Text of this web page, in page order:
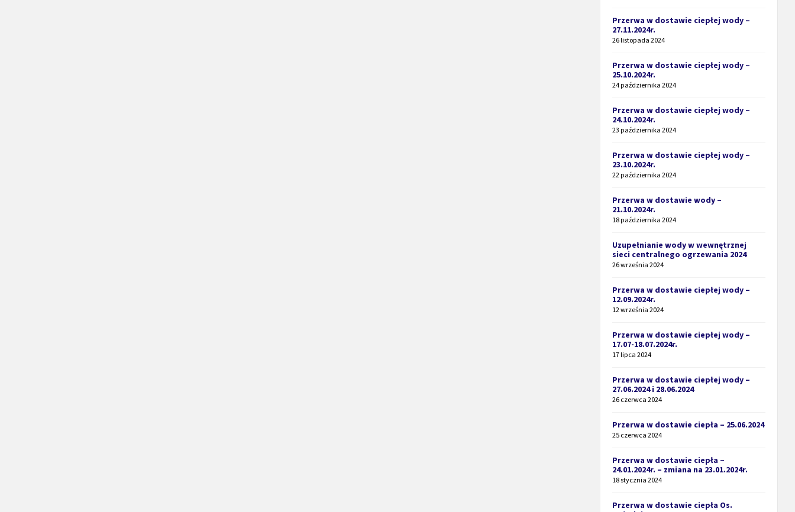
Przerwa w dostawie ciepłej wody –
27.11.2024r.
26 listopada 2024
Przerwa w dostawie ciepłej wody –
25.10.2024r.
24 października 2024
Przerwa w dostawie ciepłej wody –
24.10.2024r.
23 października 2024
Przerwa w dostawie ciepłej wody –
23.10.2024r.
22 października 2024
Przerwa w dostawie wody –
21.10.2024r.
18 października 2024
Uzupełnianie wody w wewnętrznej
sieci centralnego ogrzewania 2024
26 września 2024
Przerwa w dostawie ciepłej wody –
12.09.2024r.
12 września 2024
Przerwa w dostawie ciepłej wody –
17.07-18.07.2024r.
17 lipca 2024
Przerwa w dostawie ciepłej wody –
27.06.2024 i 28.06.2024
26 czerwca 2024
Przerwa w dostawie ciepła – 25.06.2024
25 czerwca 2024
Przerwa w dostawie ciepła –
24.01.2024r. – zmiana na 23.01.2024r.
18 stycznia 2024
Przerwa w dostawie ciepła Os.